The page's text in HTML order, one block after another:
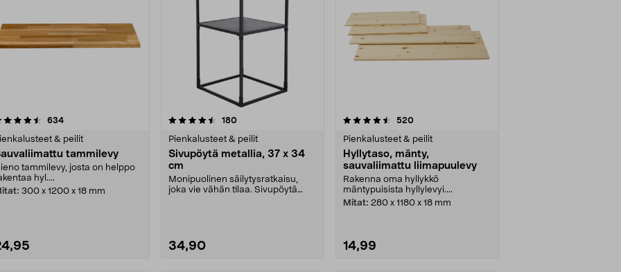
634arvostelut
& peilit
tammilevy
tammilevy, josta on helppo
hyl....
300 x 1200 x 18 mm
4.5 viidestä
180arvostelut
Pienkalusteet & peilit
Sivupöytä metallia, 37 x 34
cm
Monipuolinen säilytysratkaisu,
joka vie vähän tilaa. Sivupöytä
34,90
4.5 viidestä
520arvostelut
Pienkalusteet & peilit
Hyllytaso, mänty,
sauvaliimattu liimapuulevy
Rakenna oma hyllykkö
mäntypuisista hyllylevyi....
Mitat: 280 x 1180 x 18 mm
14,99